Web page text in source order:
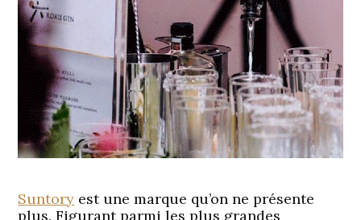
Suntory est une marque qu’on ne présente
plus. Figurant parmi les plus grandes